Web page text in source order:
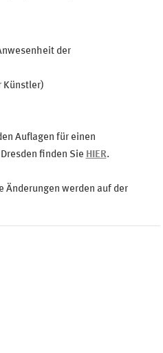
der
Künstler)
Auflagen für einen
finden Sie HIER.
Änderungen werden auf der